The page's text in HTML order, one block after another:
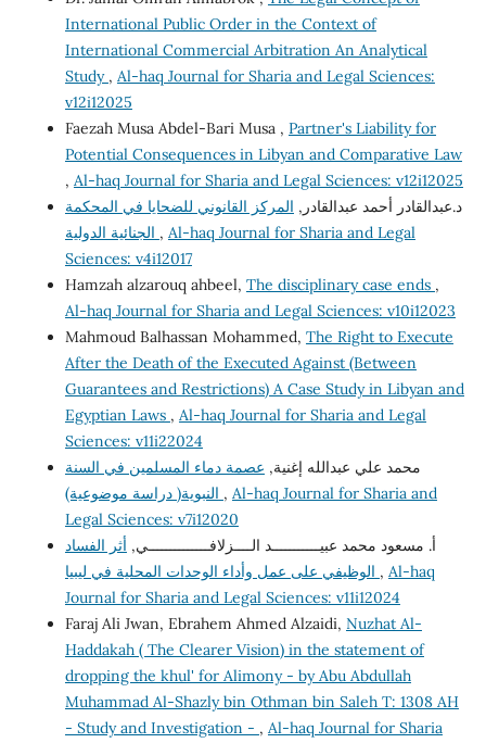
International Public Order in the Context of
International Commercial Arbitration An Analytical
Study , Al-haq Journal for Sharia and Legal Sciences:
v12i12025
Faezah Musa Abdel-Bari Musa , Partner's Liability for
Potential Consequences in Libyan and Comparative Law
, Al-haq Journal for Sharia and Legal Sciences: v12i12025
د.عبدالقادر أحمد عبدالقادر, المركز القانوني للضحايا في المحكمة
, Al-haq Journal for Sharia and Legal
Sciences: v4i12017
Hamzah alzarouq ahbeel, The disciplinary case ends ,
Al-haq Journal for Sharia and Legal Sciences: v10i12023
Mahmoud Balhassan Mohammed, The Right to Execute
After the Death of the Executed Against (Between
Guarantees and Restrictions) A Case Study in Libyan and
Egyptian Laws , Al-haq Journal for Sharia and Legal
Sciences: v11i22024
محمد علي عبدالله إغنية, عصمة دماء المسلمين في السنة
, Al-haq Journal for Sharia and
Legal Sciences: v7i12020
أ. مسعود محمد عبيـــــــــــد الــــزلافــــــــــــــي, أثر الفساد
, Al-haq
Journal for Sharia and Legal Sciences: v11i12024
Faraj Ali Jwan, Ebrahem Ahmed Alzaidi, Nuzhat Al-
Haddakah ( The Clearer Vision) in the statement of
dropping the khul' for Alimony - by Abu Abdullah
Muhammad Al-Shazly bin Othman bin Saleh T: 1308 AH
- Study and Investigation - , Al-haq Journal for Sharia